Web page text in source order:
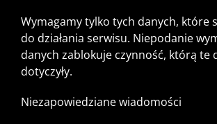
Wymagamy tylko tych danych, które
do działania serwisu. Niepodanie
danych zablokuje czynność, którą te
dotyczyły.
Niezapowiedziane wiadomości